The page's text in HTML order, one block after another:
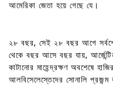
আমেরিকা জেতা হয়ে গেছে যে।
২৮ বছর, সেই ২৮ বছর আগে
থেকে বছর আসে বছর যায়,
কাটানোর মাহেন্দ্রক্ষণ অবশেষে
আলবিসেলেস্তেদের সোনালি প্রজন্ম